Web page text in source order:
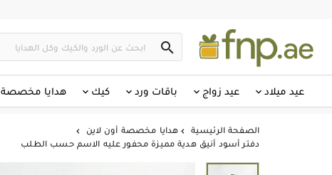

عيد ميلاد عيد زواج باقات ورد كيك هدايا مخصصة
الصفحة الرئيسية  هدايا مخصصة أون لاين 
دفتر أسود أنيق هدية مميزة محفور عليه الاسم حسب الطلب